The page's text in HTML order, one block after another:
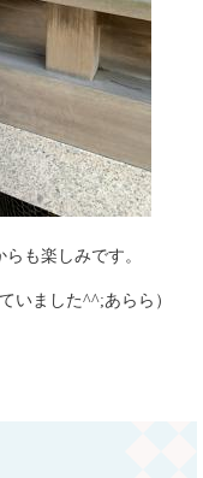
も楽しみです。
いました^^;あらら）